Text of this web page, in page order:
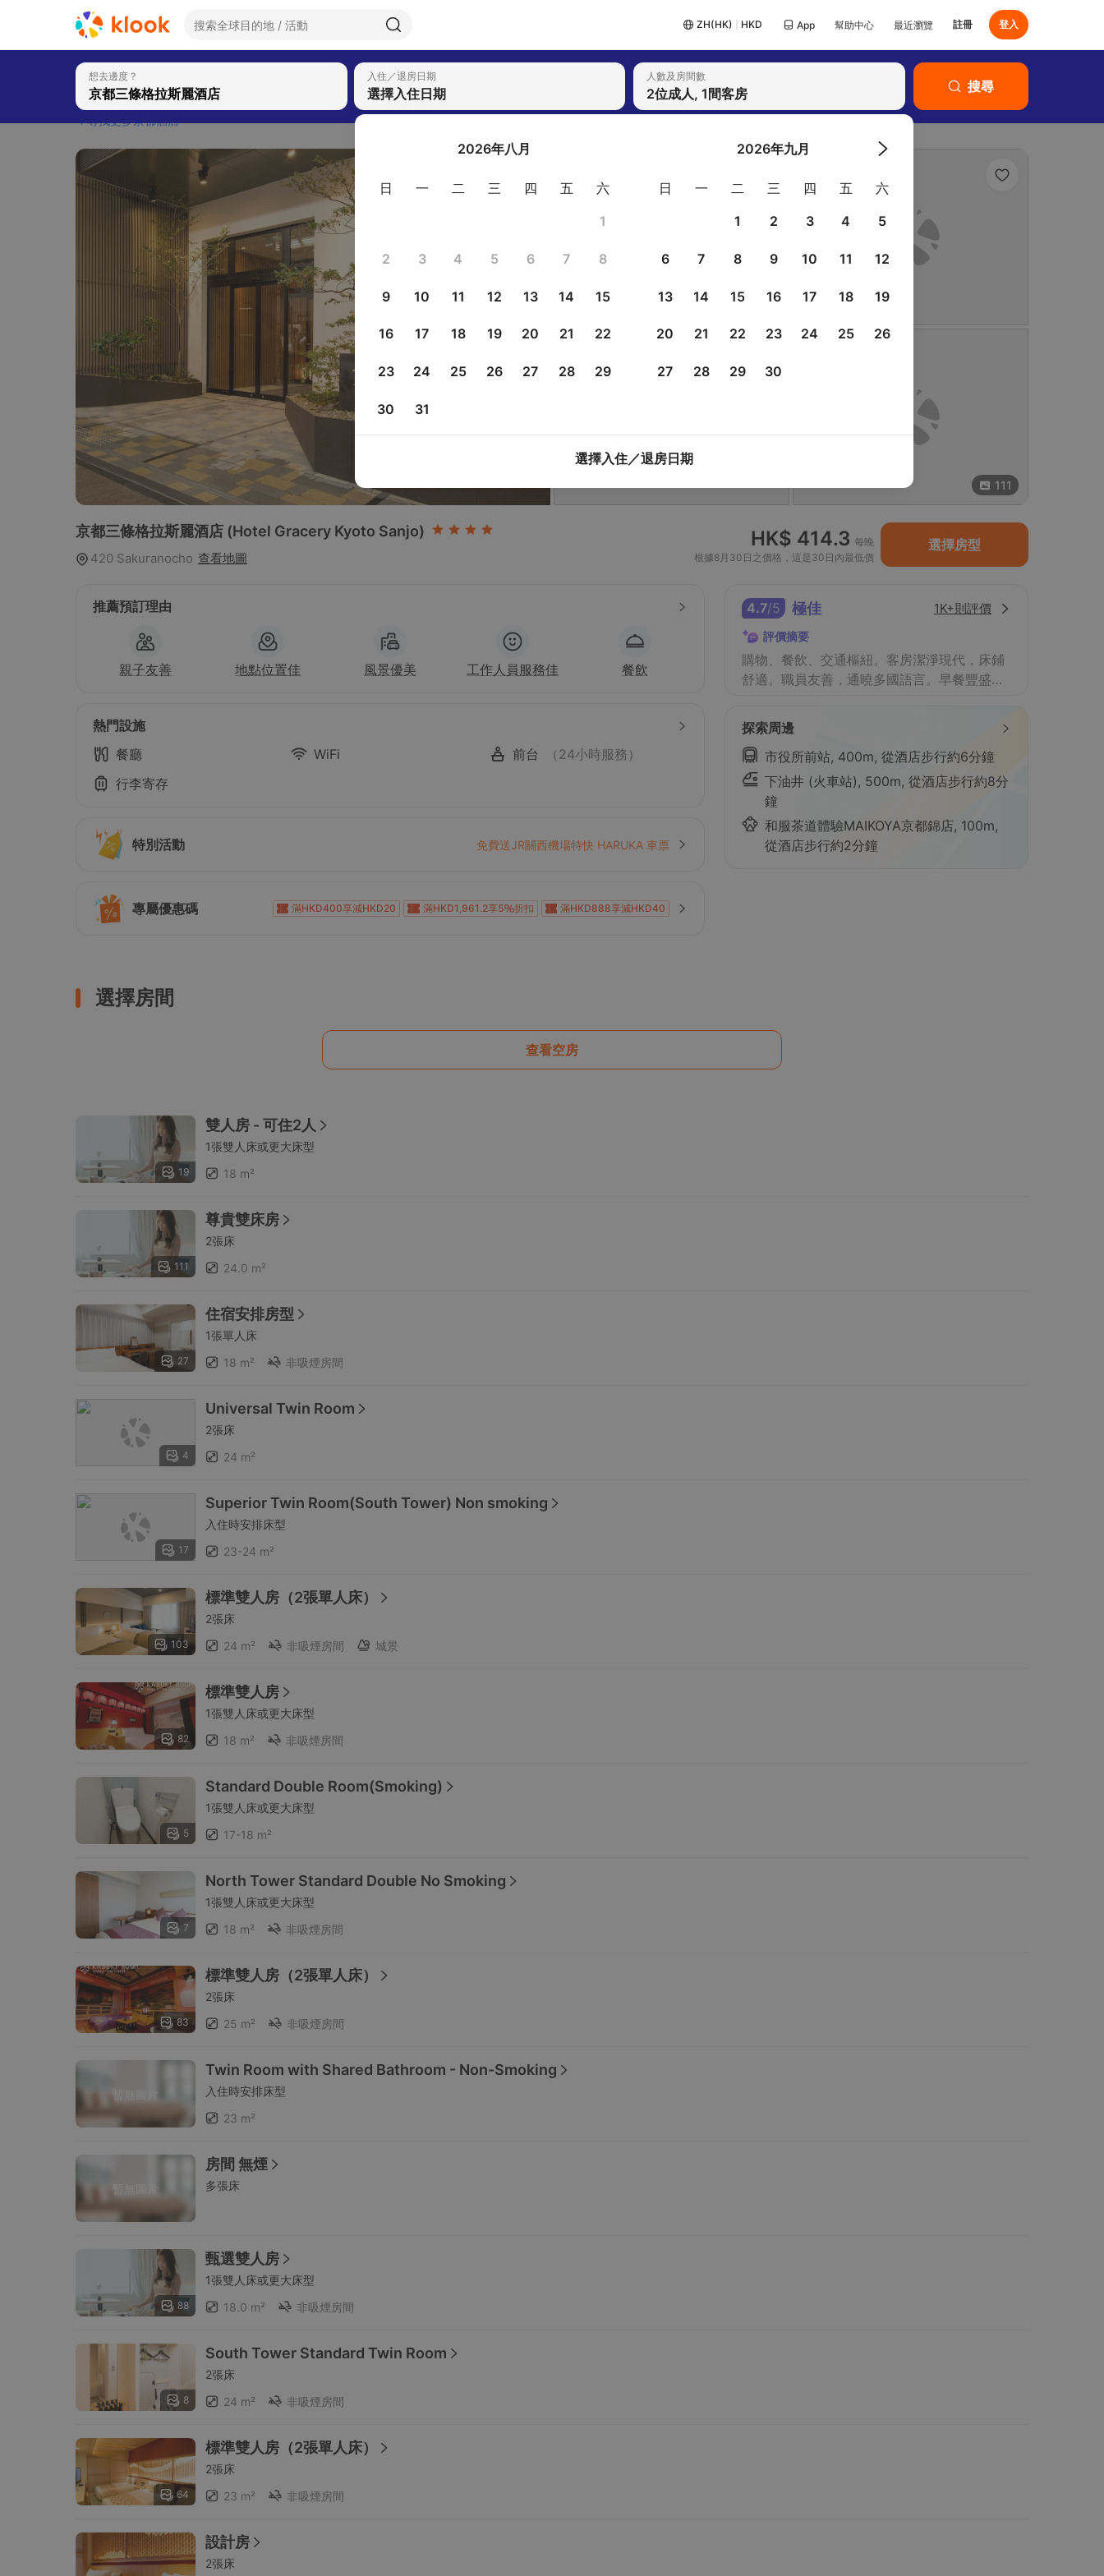
ZH(HK) HKD App 幫助中心 最近瀏覽 註冊 登入
想去邊度？ 入住／退房日期
選擇入住日期
2026年八月
日 一 二 三 四 五
六
1
2 3 4 5 6 7 8
9 10 11 12 13 14 15
16 17 18 19 20 21 22
23 24 25 26 27 28 29
30 31
2026年九月
日 一 二 三 四 五
六
1
2 3 4 5
6 7 8 9 10 11 12
13 14 15 16 17 18 19
20 21 22 23 24 25 26
27 28 29 30
選擇入住／退房日期
人數及房間數
2位成人, 1間客房 搜尋
尋找更多京都酒店
111
京都三條格拉斯麗酒店 (Hotel Gracery Kyoto Sanjo)
420 Sakuranocho 查看地圖
HK$ 414.3 每晚
根據8月30日之價格，這是30日內最低價
選擇房型
推薦預訂理由
親子友善 地點位置佳 風景優美 工作人員服務佳 餐飲
熱門設施
餐廳
WiFi 前台
（24小時服務）
行李寄存
特別活動 免費送JR關西機場特快 HARUKA 車票
專屬優惠碼 滿HKD888享減HKD40
滿HKD1,961.2享5 折扣
滿HKD400享減HKD20
4.7/5 極佳 1K+則評價
評價摘要
購物、餐飲、交通樞紐。客房潔淨現代，床鋪
舒適。職員友善，通曉多國語言。早餐豐盛，
探索周邊
市役所前站, 400m, 從酒店步行約6分鐘
下油井 (火車站), 500m, 從酒店步行約8分
鐘
和服茶道體驗MAIKOYA京都錦店, 100m,
從酒店步行約2分鐘
選擇房間
查看空房
19
雙人房 - 可住2人
1張雙人床或更大床型
18 m²
111
尊貴雙床房
2張床
24.0 m²
27
住宿安排房型
1張單人床
18 m²
非吸煙房間
4
Universal Twin Room
2張床
24 m²
17
Superior Twin Room(South Tower) Non smoking
入住時安排床型
23-24 m²
103
標準雙人房（2張單人床）
2張床
24 m²
非吸煙房間 城景
82
標準雙人房
1張雙人床或更大床型
18 m²
非吸煙房間
5
Standard Double Room(Smoking)
1張雙人床或更大床型
17-18 m²
7
North Tower Standard Double No Smoking
1張雙人床或更大床型
18 m²
非吸煙房間
83
標準雙人房（2張單人床）
2張床
25 m²
非吸煙房間
暫無圖片
Twin Room with Shared Bathroom - Non-Smoking
入住時安排床型
23 m²
暫無圖片
房間 無煙
多張床
88
甄選雙人房
1張雙人床或更大床型
18.0 m²
非吸煙房間
8
South Tower Standard Twin Room
2張床
24 m²
非吸煙房間
64
標準雙人房（2張單人床）
2張床
23 m²
非吸煙房間
設計房
2張床